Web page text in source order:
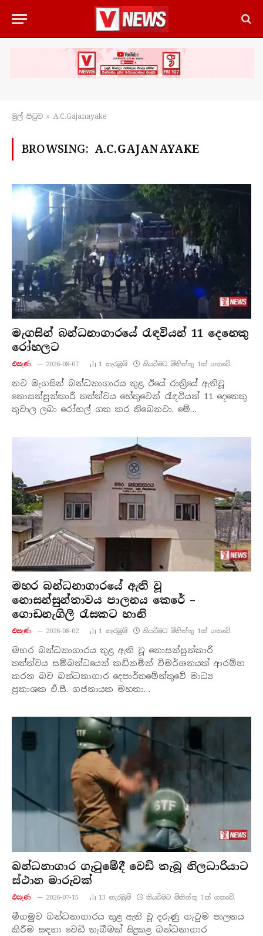
මුල් පිටු​ව » A.C.Gajanayake
BROWSING: A.C.GAJANAYAKE
මැගසින් බන්ධනාගාරයේ රැඳවියන් 11 දෙනෙකු
රෝහලට
එසැණ 2026-08-07 1 නැරඹු​ම් කියවීමට මිනිත්තු 1ක් ගතවේ.
නව මැගසින් බන්ධනාගාරය තුළ ඊයේ රාත්‍රියේ ඇතිවූ
නොසන්සුන්කාරී තත්ත්වය හේතුවෙන් රැඳවියන් 11 දෙනෙකු
තුවාල ලබා රෝහල් ගත කර තිබෙනවා. මේ…
මහර බන්ධනාගාරයේ ඇති වූ
නොසන්සුන්තාවය පාලනය කෙරේ –
ගොඩනැගිලි රැසකට හානි
එසැණ 2026-08-02 1 නැරඹු​ම් කියවීමට මිනිත්තු 1ක් ගතවේ.
මහර බන්ධනාගාරය තුළ ඇති වූ නොසන්සුන්කාරී
තත්ත්වය සම්බන්ධයෙන් කඩිනමින් විමර්ශනයක් ආරම්භ
කරන බව බන්ධනාගාර දෙපාර්තමේන්තුවේ මාධ්‍ය
ප්‍රකාශක ඒ.සී. ගජනායක මහතා…
බන්ධනාගාර ගැටුමේදී වෙඩි තැබූ නිලධාරියාට
ස්ථාන මාරුවක්
එසැණ 2026-07-15 13 නැරඹු​ම් කියවීමට මිනිත්තු 1ක් ගතවේ.
මීගමුව බන්ධනාගාරය තුළ ඇති වූ දරුණු ගැටුම පාලනය
කිරීම සඳහා වෙඩි තැබීමක් සිදුකළ බන්ධනාගාර